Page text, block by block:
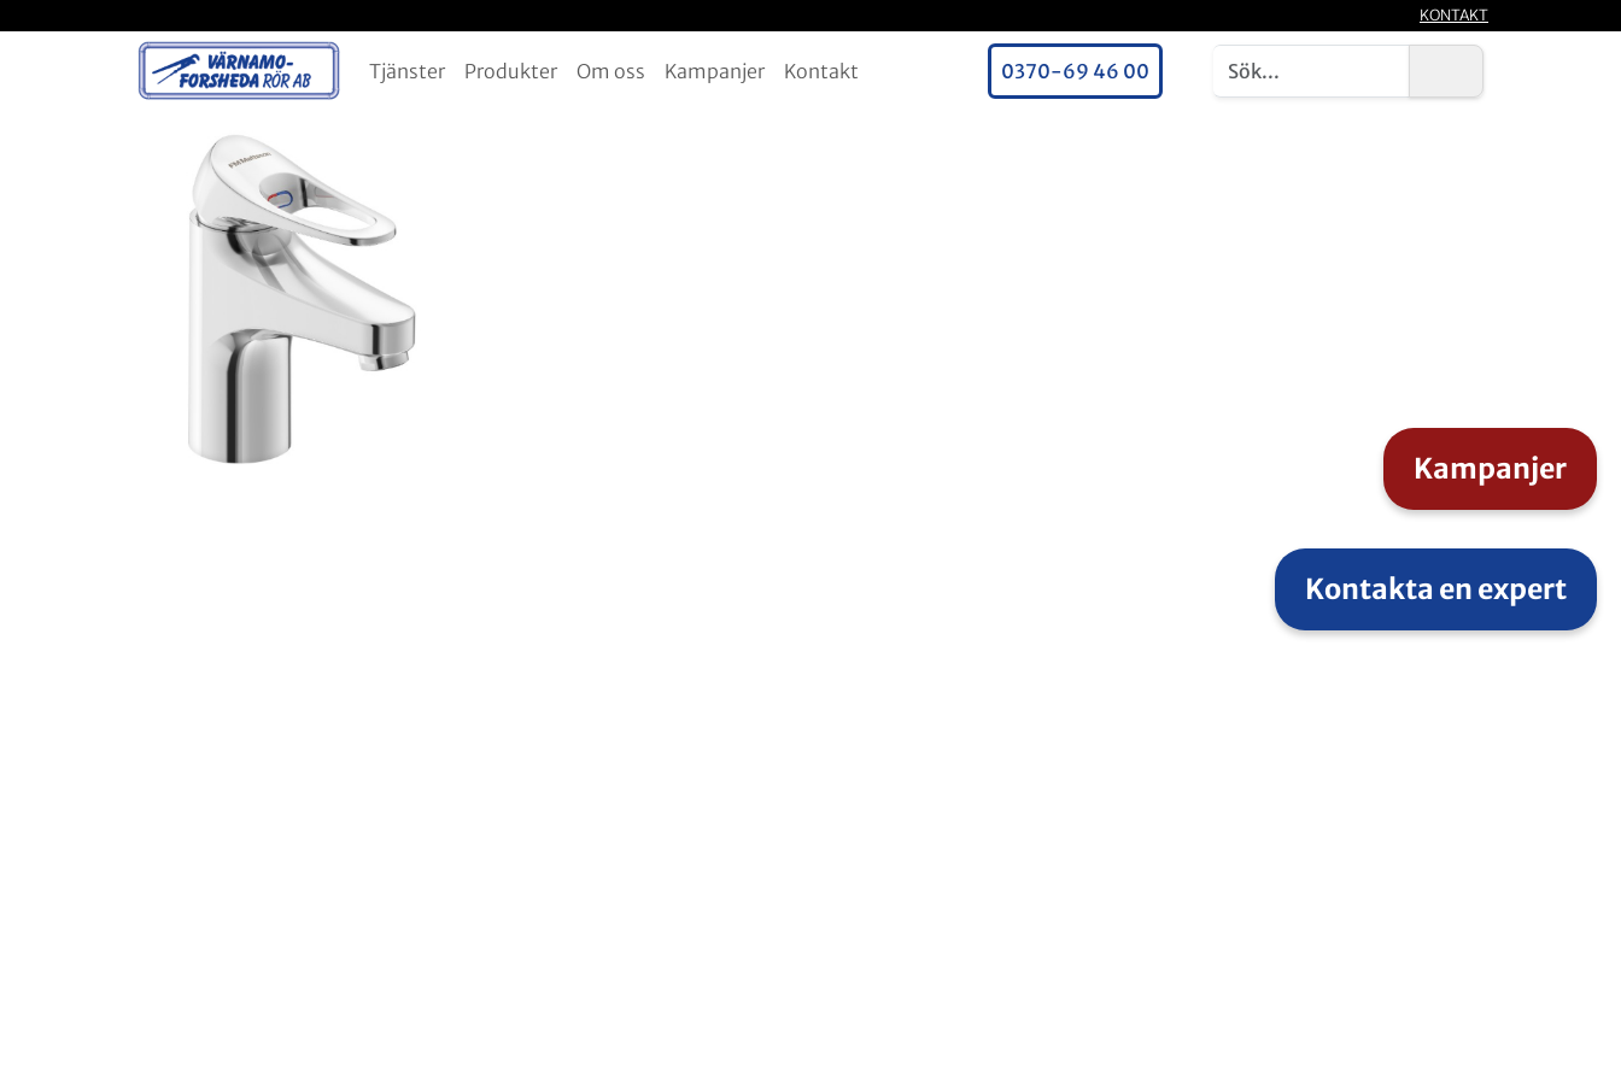
KONTAKT
Tjänster Produkter Om oss Kampanjer Kontakt 0370-69 46 00
Kontakta en expert
Kampanjer